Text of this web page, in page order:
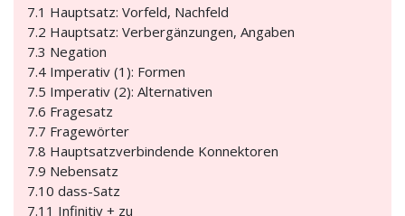
7.1 Hauptsatz: Vorfeld, Nachfeld
7.2 Hauptsatz: Verbergänzungen, Angaben
7.3 Negation
7.4 Imperativ (1): Formen
7.5 Imperativ (2): Alternativen
7.6 Fragesatz
7.7 Fragewörter
7.8 Hauptsatzverbindende Konnektoren
7.9 Nebensatz
7.10 dass-Satz
7.11 Infinitiv + zu